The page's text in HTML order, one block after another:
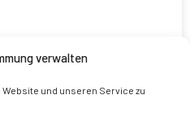
verwalten
und unseren Service zu